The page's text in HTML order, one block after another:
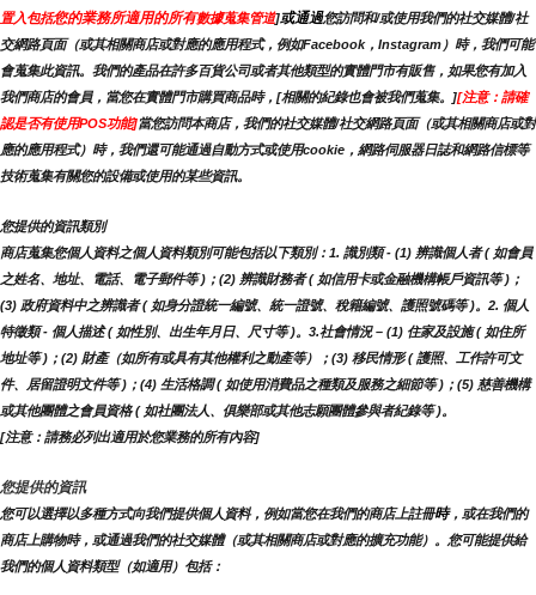
置入包括您的業務所適用的所有數據蒐集管道]或通過您訪問和/或使用我們的社交媒體/社
交網路頁面（或其相關商店或對應的應用程式，例如Facebook，Instagram）時，我們可能
會蒐集此資訊。我們的產品在許多百貨公司或者其他類型的實體門市有販售，如果您有加入
我們商店的會員，當您在實體門市購買商品時，[相關的紀錄也會被我們蒐集。][注意：請確
認是否有使用POS功能]當您訪問本商店，我們的社交媒體/社交網路頁面（或其相關商店或對
應的應用程式）時，我們還可能通過自動方式或使用cookie，網路伺服器日誌和網路信標等
技術蒐集有關您的設備或使用的某些資訊。
您提供的資訊類別
商店蒐集您個人資料之個人資料類別可能包括以下類別：1. 識別類 - (1) 辨識個人者 ( 如會員
之姓名、地址、電話、電子郵件等 )；(2) 辨識財務者 ( 如信用卡或金融機構帳戶資訊等 )；
(3) 政府資料中之辨識者 ( 如身分證統一編號、統一證號、稅籍編號、護照號碼等 )。2. 個人
特徵類 - 個人描述 ( 如性別、出生年月日、尺寸等 )。3.社會情況 – (1) 住家及設施 ( 如住所
地址等 )；(2) 財產（如所有或具有其他權利之動產等）；(3) 移民情形 ( 護照、工作許可文
件、居留證明文件等 )；(4) 生活格調 ( 如使用消費品之種類及服務之細節等 )；(5) 慈善機構
或其他團體之會員資格 ( 如社團法人、俱樂部或其他志願團體參與者紀錄等 )。
[注意：請務必列出適用於您業務的所有內容]
您提供的資訊
您可以選擇以多種方式向我們提供個人資料，例如當您在我們的商店上註冊時，或在我們的
商店上購物時，或通過我們的社交媒體（或其相關商店或對應的擴充功能）。您可能提供給
我們的個人資料類型（如適用）包括：